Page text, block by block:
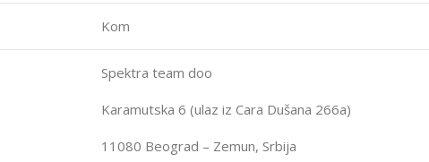
Kom
Spektra team doo
Karamutska 6 (ulaz iz Cara Dušana 266a)
11080 Beograd – Zemun, Srbija